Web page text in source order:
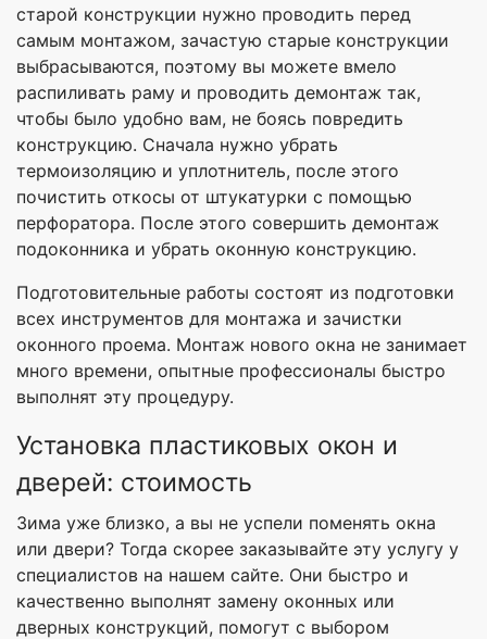
старой конструкции нужно проводить перед
самым монтажом, зачастую старые конструкции
выбрасываются, поэтому вы можете вмело
распиливать раму и проводить демонтаж так,
чтобы было удобно вам, не боясь повредить
конструкцию. Сначала нужно убрать
термоизоляцию и уплотнитель, после этого
почистить откосы от штукатурки с помощью
перфоратора. После этого совершить демонтаж
подоконника и убрать оконную конструкцию.
Подготовительные работы состоят из подготовки
всех инструментов для монтажа и зачистки
оконного проема. Монтаж нового окна не занимает
много времени, опытные профессионалы быстро
выполнят эту процедуру.
Установка пластиковых окон и
дверей: стоимость
Зима уже близко, а вы не успели поменять окна
или двери? Тогда скорее заказывайте эту услугу у
специалистов на нашем сайте. Они быстро и
качественно выполнят замену оконных или
дверных конструкций, помогут с выбором